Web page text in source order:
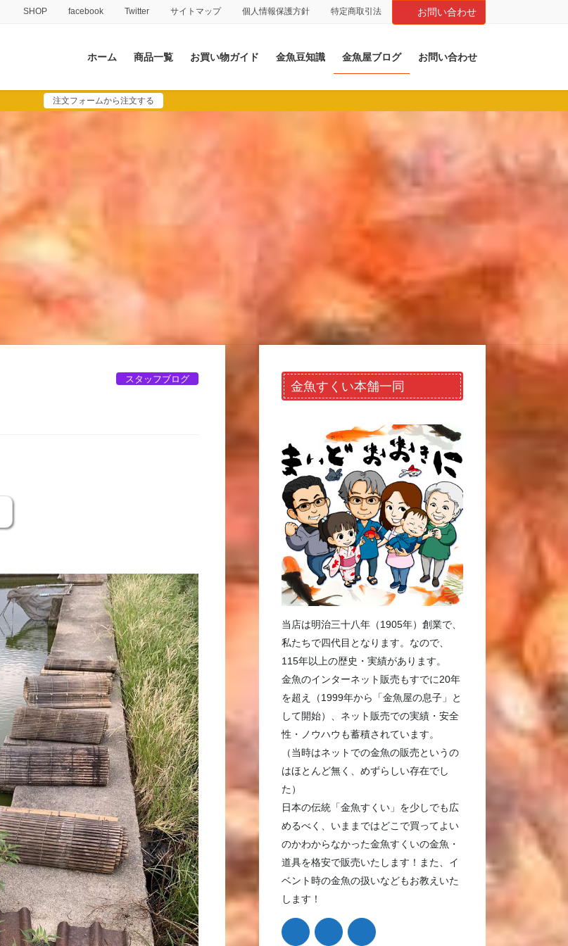
SHOP facebook Twitter サイトマップ 個人情報保護方針 特定商取引法 お問い合わせ
ホーム 商品一覧 お買い物ガイド 金魚豆知識 金魚屋ブログ お問い合わせ
注文フォームから注文する
スタッフブログ
金魚すくい本舗一同
当店は明治三十八年（1905年）創業で、
私たちで四代目となります。なので、
115年以上の歴史・実績があります。
金魚のインターネット販売もすでに20年
を超え（1999年から「金魚屋の息子」と
して開始）、ネット販売での実績・安全
性・ノウハウも蓄積されています。
（当時はネットでの金魚の販売というの
はほとんど無く、めずらしい存在でし
た）
日本の伝統「金魚すくい」を少しでも広
めるべく、いままではどこで買ってよい
のかわからなかった金魚すくいの金魚・
道具を格安で販売いたします！また、イ
ベント時の金魚の扱いなどもお教えいた
します！